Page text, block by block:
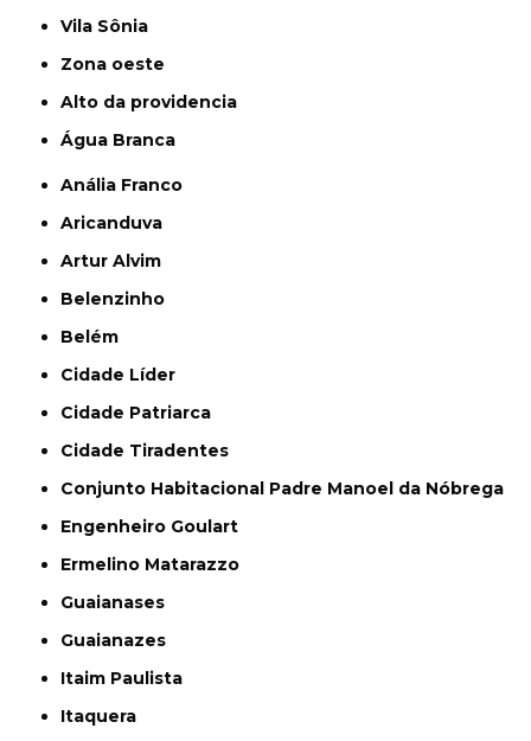
Vila Sônia
Zona oeste
alto da providencia
Água Branca
Anália Franco
Aricanduva
Artur Alvim
Belenzinho
Belém
Cidade Líder
Cidade Patriarca
Cidade Tiradentes
Conjunto Habitacional Padre Manoel da Nóbrega
Engenheiro Goulart
Ermelino Matarazzo
Guaianases
Guaianazes
Itaim Paulista
Itaquera